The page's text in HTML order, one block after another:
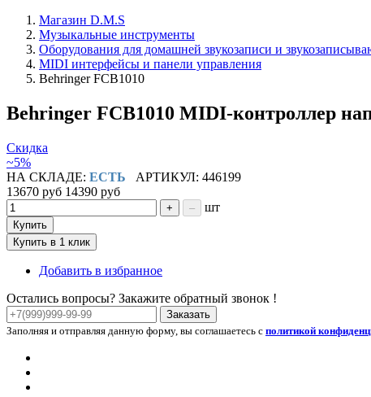
Магазин D.M.S
Музыкальные инструменты
Оборудования для домашней звукозаписи и
MIDI интерфейсы и панели управления
Behringer FCB1010
Behringer FCB1010 MIDI-контроллер
Скидка
~5%
НА СКЛАДЕ: ЕСТЬ АРТИКУЛ: 446199
13670 руб 14390 руб
+ – шт
Купить
Купить в 1 клик
Добавить в избранное
Остались вопросы? Закажите обратный звонок !
Заказать
Заполняя и отправляя данную форму, вы соглашаетесь с политикой